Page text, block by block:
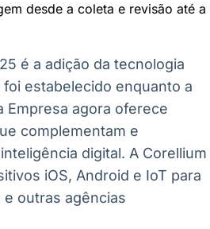
desde a coleta e revisão até a
é a adição da tecnologia
estabelecido enquanto a
Empresa agora oferece
complementam e
digital. A Corellium
iOS, Android e IoT para
outras agências